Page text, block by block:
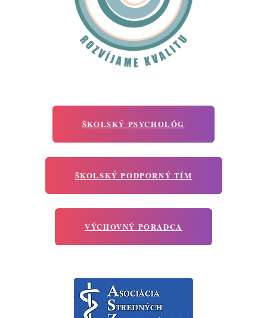
ŠKOLSKÝ PSYCHOLÓG
ŠKOLSKÝ PODPORNÝ TÍM
VÝCHOVNÝ PORADCA